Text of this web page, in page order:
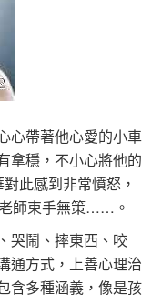
心帶著他心愛的小車
拿穩，不小心將他的
此感到非常憤怒，
師束手無策……。
哭鬧、摔東西、咬
通方式，上善心理治
含多種涵義，像是孩